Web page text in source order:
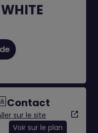
Contact
sur le site
Voir sur le plan